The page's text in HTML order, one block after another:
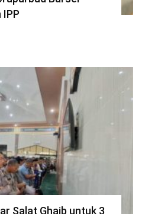
Salat Ghaib untuk 3